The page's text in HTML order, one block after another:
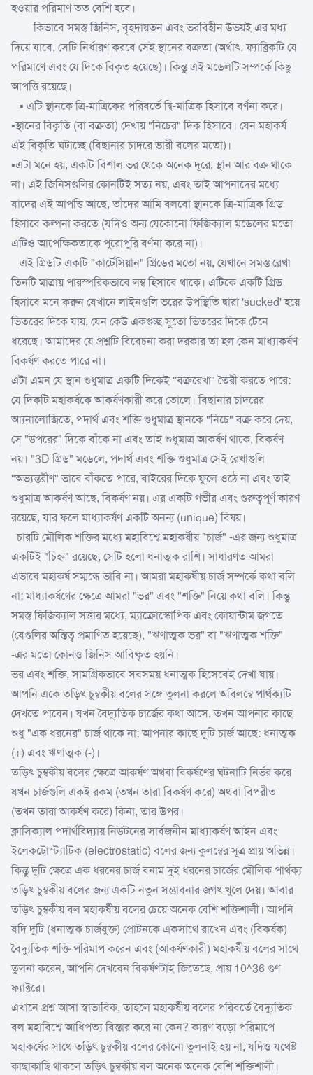
হওয়ার পরিমাণ তত বেশি হবে।
কিভাবে সমস্ত জিনিস, বৃহদায়তন এবং ভরবিহীন উভয়ই এর মধ্য
দিয়ে যাবে, সেটি নির্ধারণ করবে সেই স্থানের বক্রতা (অর্থাৎ, ফ্যাব্রিকটি যে
পরিমাণে এবং যে দিকে বিকৃত হয়েছে)। কিন্তু এই মডেলটি সম্পর্কে কিছু
আপত্তি রয়েছে।
▪️ এটি স্থানকে ত্রি-মাত্রিকের পরিবর্তে দ্বি-মাত্রিক হিসাবে বর্ণনা করে।
▪️স্থানের বিকৃতি (বা বক্রতা) দেখায় "নিচের" দিক হিসাবে। যেন মহাকর্ষ
এই বিকৃতি ঘটাচ্ছে (বিছানার চাদরে ভারী বলের মতো)।
▪️এটা মনে হয়, একটি বিশাল ভর থেকে অনেক দূরে, স্থান আর বক্র থাকে
না। এই জিনিসগুলির কোনটিই সত্য নয়, এবং তাই আপনাদের মধ্যে
যাদের এই আপত্তি আছে, তাঁদের আমি বলবো স্থানকে ত্রি-মাত্রিক গ্রিড
হিসাবে কল্পনা করতে (যদিও অন্য যেকোনো ফিজিক্যাল মডেলের মতো
এটিও আপেক্ষিকতাকে পুরোপুরি বর্ণনা করে না)।
এই গ্ৰিডটি একটি "কার্টেসিয়ান" গ্রিডের মতো নয়, যেখানে সমস্ত রেখা
তিনটি মাত্রায় পারস্পরিকভাবে লম্ব হিসাবে থাকে। এটিকে একটি গ্রিড
হিসাবে মনে করুন যেখানে লাইনগুলি ভরের উপস্থিতি দ্বারা 'sucked' হয়ে
ভিতরের দিকে যায়, যেন কেউ একগুচ্ছ সুতো ভিতরের দিকে টেনে
ধরেছে। আমাদের যে প্রশ্নটি বিবেচনা করা দরকার তা হল কেন মাধ্যাকর্ষণ
বিকর্ষণ করতে পারে না।
এটা এমন যে স্থান শুধুমাত্র একটি দিকেই "বক্ররেখা" তৈরী করতে পারে:
যে দিকটি মহাকর্ষকে আকর্ষণকারী করে তোলে। বিছানার চাদরের
আ্যনালোজিতে, পদার্থ এবং শক্তি শুধুমাত্র স্থানকে "নিচে" বক্র করে দেয়,
সে "উপরের" দিকে বাঁকে না এবং তাই শুধুমাত্র আকর্ষণ থাকে, বিকর্ষণ
নয়। "3D গ্রিড" মডেলে, পদার্থ এবং শক্তি শুধুমাত্র সেই রেখাগুলি
"অভ্যন্তরীণ" ভাবে বাঁকতে পারে, বাইরের দিকে ফুলে ওঠে না এবং তাই
শুধুমাত্র আকর্ষণ আছে, বিকর্ষণ নয়। এর একটি গভীর এবং গুরুত্বপূর্ণ কারণ
রয়েছে, যার ফলে মাধ্যাকর্ষণ একটি অনন্য (unique) বিষয়।
চারটি মৌলিক শক্তির মধ্যে মহাবিশ্বে মহাকর্ষীয় "চার্জ" -এর জন্য শুধুমাত্র
একটিই "চিহ্ন" রয়েছে, সেটি হলো ধনাত্মক রাশি। সাধারণত আমরা
এভাবে মহাকর্ষ সম্মন্ধে ভাবি না। আমরা মহাকর্ষীয় চার্জ সম্পর্কে কথা বলি
না; মাধ্যাকর্ষণের ক্ষেত্রে আমরা "ভর" এবং "শক্তি" নিয়ে কথা বলি। কিন্তু
সমস্ত ফিজিক্যাল সত্তার মধ্যে, ম্যাক্রোস্কোপিক এবং কোয়ান্টাম জগতে
(যেগুলির অস্তিত্ব প্রমাণিত হয়েছে), "ঋণাত্মক ভর" বা "ঋণাত্মক শক্তি"
-এর মতো কোনও জিনিস আবিষ্কৃত হয়নি।
ভর এবং শক্তি, সামগ্রিকভাবে সবসময় ধনাত্মক হিসেবেই দেখা যায়।
আপনি একে তড়িৎ চুম্বকীয় বলের সঙ্গে তুলনা করলে অবিলম্বে পার্থক্যটি
দেখতে পাবেন। যখন বৈদ্যুতিক চার্জের কথা আসে, তখন আপনার কাছে
শুধু "এক ধরনের" চার্জ থাকে না; আপনার কাছে দুটি চার্জ আছে: ধনাত্মক
(+) এবং ঋণাত্মক (-)।
তড়িৎ চুম্বকীয় বলের ক্ষেত্রে আকর্ষণ অথবা বিকর্ষণের ঘটনাটি নির্ভর করে
যখন চার্জগুলি একই রকম (তখন তারা বিকর্ষণ করে) অথবা বিপরীত
(তখন তারা আকর্ষণ করে) কিনা, তার উপর।
ক্লাসিক্যাল পদার্থবিদ্যায় নিউটনের সার্বজনীন মাধ্যাকর্ষণ আইন এবং
ইলেকট্রোস্ট্যাটিক (electrostatic) বলের জন্য কুলম্বের সূত্র প্রায় অভিন্ন।
কিন্তু দুটি ক্ষেত্রে এক ধরনের চার্জ বনাম দুই ধরনের চার্জের মৌলিক পার্থক্য
তড়িৎ চুম্বকীয় বলের জন্য একটি নতুন সম্ভাবনার জগৎ খুলে দেয়। আবার
তড়িৎ চুম্বকীয় বল মহাকর্ষীয় বলের চেয়ে অনেক বেশি শক্তিশালী। আপনি
যদি দুটি (ধনাত্মক চার্জযুক্ত) প্রোটনকে একসাথে রাখেন এবং (বিকর্ষক)
বৈদ্যুতিক শক্তি পরিমাপ করেন এবং (আকর্ষণকারী) মহাকর্ষীয় বলের সাথে
তুলনা করেন, আপনি দেখবেন বিকর্ষণটাই জিতেছে, প্রায় 10^36 গুণ
ফ্যাক্টরে।
এখানে প্রশ্ন আসা স্বাভাবিক, তাহলে মহাকর্ষীয় বলের পরিবর্তে বৈদ্যুতিক
বল মহাবিশ্বে আধিপত্য বিস্তার করে না কেন? কারণ বড়ো পরিমাপে
মহাকর্ষের সাথে তড়িৎ চুম্বকীয় বলের কোনো তুলনাই হয় না, যদিও যথেষ্ট
কাছাকাছি থাকলে তড়িৎ চুম্বকীয় বল অনেক অনেক বেশি শক্তিশালী।